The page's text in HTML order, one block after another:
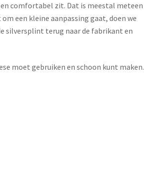
comfortabel zit. Dat is meestal meteen
een kleine aanpassing gaat, doen we
silversplint terug naar de fabrikant en
moet gebruiken en schoon kunt maken.